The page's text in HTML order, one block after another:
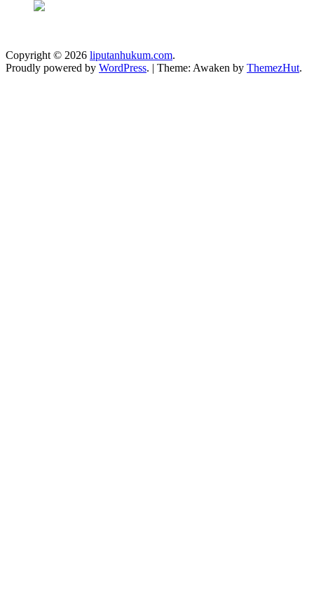
Copyright © 2026 liputanhukum.com.
Proudly powered by WordPress. | Theme: Awaken by ThemezHut.